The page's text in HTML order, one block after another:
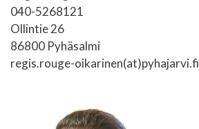
040-5268121
Ollintie 26
86800 Pyhäsalmi
regis.rouge-oikarinen(at)pyhajarvi.fi